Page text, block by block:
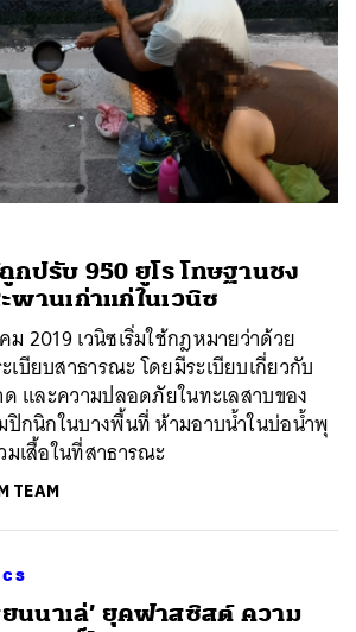
ปรับ 950 ยูโร โทษฐานชง
านเก่าแก่ในเวนิซ
2019 เวนิซเริ่มใช้กฎหมายว่าด้วย
บียบสาธารณะ โดยมีระเบียบเกี่ยวกับ
และความปลอดภัยในทะเลสาบของ
ปิกนิกในบางพื้นที่ ห้ามอาบน้ำในบ่อน้ำพุ
เสื้อในที่สาธารณะ
TEAM
ยนนาเล่’ ยุคฟาสซิสต์ ความ
TWEET LINE EMAIL